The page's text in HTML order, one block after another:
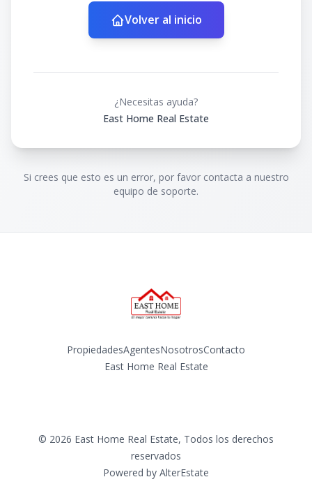
Volver al inicio
¿Necesitas ayuda?
East Home Real Estate
Si crees que esto es un error, por favor contacta a nuestro
equipo de soporte.
PropiedadesAgentesNosotrosContacto
East Home Real Estate
© 2026 East Home Real Estate, Todos los derechos
reservados
Powered by AlterEstate